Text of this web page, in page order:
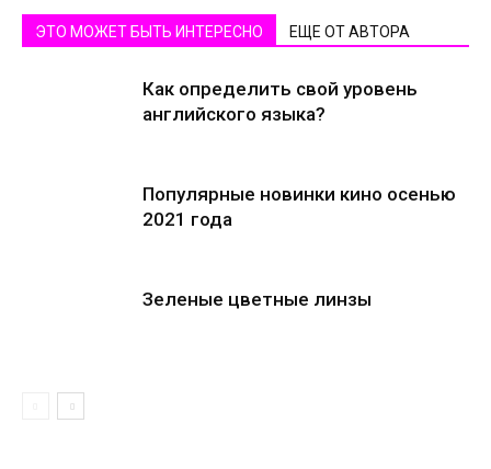
ЭТО МОЖЕТ БЫТЬ ИНТЕРЕСНО ЕЩЕ ОТ АВТОРА
Как определить свой уровень
английского языка?
Популярные новинки кино осенью
2021 года
Зеленые цветные линзы